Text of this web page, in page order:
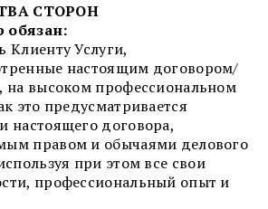
СТОРОН
обязан:
Клиенту Услуги,
настоящим договором/
на высоком профессиональном
это предусматривается
настоящего договора,
правом и обычаями делового
при этом все свои
профессиональный опыт и